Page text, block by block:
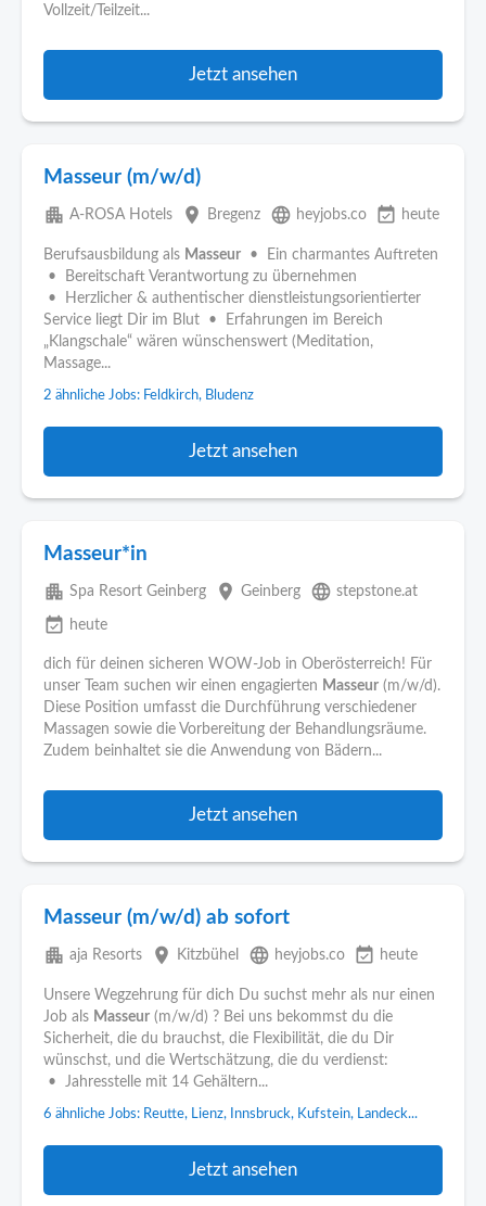
Vollzeit/Teilzeit...
Jetzt ansehen
Masseur (m/w/d)
apartment A-ROSA Hotels place Bregenz language heyjobs.co event_available heute
Berufsausbildung als Masseur • Ein charmantes Auftreten
• Bereitschaft Verantwortung zu übernehmen
• Herzlicher & authentischer dienstleistungsorientierter
Service liegt Dir im Blut • Erfahrungen im Bereich
„Klangschale“ wären wünschenswert (Meditation,
Massage...
2 ähnliche Jobs: Feldkirch, Bludenz
Jetzt ansehen
Masseur*in
apartment Spa Resort Geinberg place Geinberg language stepstone.at
event_available heute
dich für deinen sicheren WOW-Job in Oberösterreich! Für
unser Team suchen wir einen engagierten Masseur (m/w/d).
Diese Position umfasst die Durchführung verschiedener
Massagen sowie die Vorbereitung der Behandlungsräume.
Zudem beinhaltet sie die Anwendung von Bädern...
Jetzt ansehen
Masseur (m/w/d) ab sofort
apartment aja Resorts place Kitzbühel language heyjobs.co event_available heute
Unsere Wegzehrung für dich Du suchst mehr als nur einen
Job als Masseur (m/w/d) ? Bei uns bekommst du die
Sicherheit, die du brauchst, die Flexibilität, die du Dir
wünschst, und die Wertschätzung, die du verdienst:
• Jahresstelle mit 14 Gehältern...
6 ähnliche Jobs: Reutte, Lienz, Innsbruck, Kufstein, Landeck...
Jetzt ansehen